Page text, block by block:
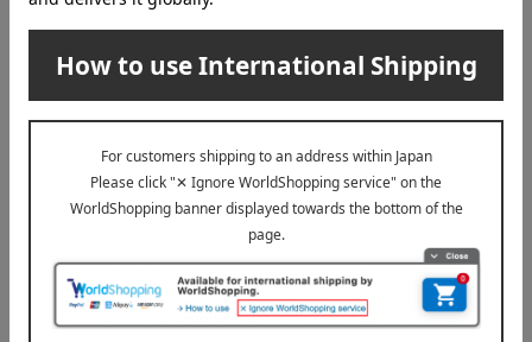
ベースメイク
メイクアップ
ボディケア
ヘアケア
アクセサリー・ツール
キット・コフレ